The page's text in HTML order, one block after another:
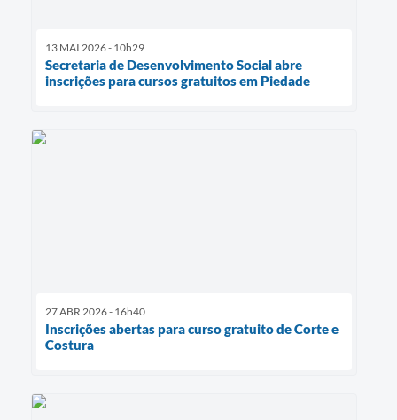
13 MAI 2026 - 10h29
Secretaria de Desenvolvimento Social abre
inscrições para cursos gratuitos em Piedade
27 ABR 2026 - 16h40
Inscrições abertas para curso gratuito de Corte e
Costura